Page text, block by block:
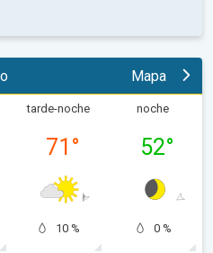
Mapa
tarde-noche
71 °
10 %
noche
52°
0 %